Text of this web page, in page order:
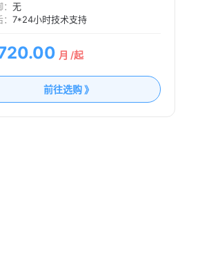
：无
7*24小时技术支持
月 /起
前往选购 》